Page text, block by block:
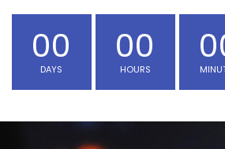
00
DAYS
00
HOURS